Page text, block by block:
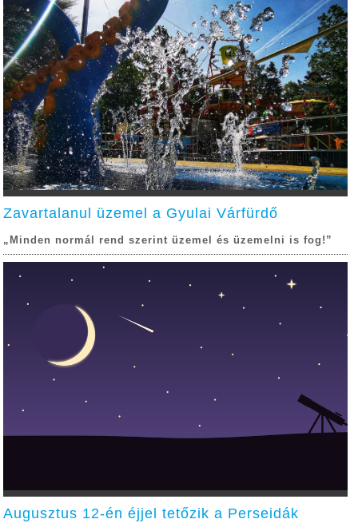
Zavartalanul üzemel a Gyulai Várfürdő
„Minden normál rend szerint üzemel és üzemelni is fog!”
Augusztus 12-én éjjel tetőzik a Perseidák